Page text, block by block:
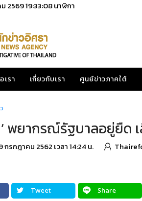
256919:33:09นาฬิกา
เรา เกี่ยวกับเรา ศูนย์ข่าวภาคใต้
พยากรณ์รัฐบาลอยู่ยืด
กรกฎาคม 2562 เวลา 14:24 น.
Tweet Share